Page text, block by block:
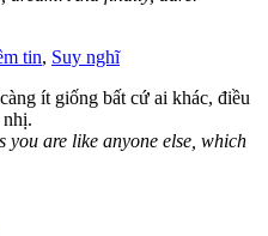
tin, Suy nghĩ
ít giống bất cứ ai khác, điều
nhị.
you are like anyone else, which